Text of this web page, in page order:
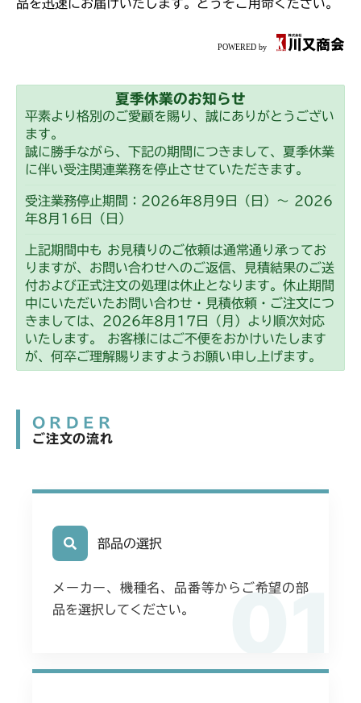
品を迅速にお届けいたします。どうぞご用命ください。
夏季休業のお知らせ
平素より格別のご愛顧を賜り、誠にありがとうござい
ます。
誠に勝手ながら、下記の期間につきまして、夏季休業
に伴い受注関連業務を停止させていただきます。
受注業務停止期間：2026年8月9日（日）～ 2026
年8月16日（日）
上記期間中も お見積りのご依頼は通常通り承ってお
りますが、お問い合わせへのご返信、見積結果のご送
付および正式注文の処理は休止となります。休止期間
中にいただいたお問い合わせ・見積依頼・ご注文につ
きましては、2026年8月17日（月）より順次対応
いたします。 お客様にはご不便をおかけいたします
が、何卒ご理解賜りますようお願い申し上げます。
ORDER
ご注文の流れ
01
部品の選択
メーカー、機種名、品番等からご希望の部
品を選択してください。